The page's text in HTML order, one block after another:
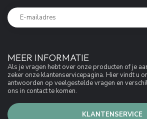
MEER INFORMATIE
Als je vragen hebt over onze producten of je
zeker onze klantenservicepagina. Hier vindt u
antwoorden op veelgestelde vragen en
ons in contact te komen.
KLANTENSERVICE